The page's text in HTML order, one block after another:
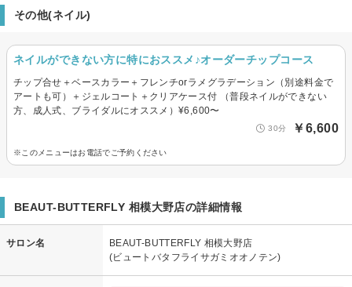
その他(ネイル)
ネイルができない方に特におススメ♪オーダーチップコース
チップ合せ＋ベースカラー＋フレンチorラメグラデーション（別途料金で
アートも可）＋ジェルコート＋クリアケース付 （普段ネイルができない
方、成人式、ブライダルにオススメ）¥6,600〜
30分 ￥6,600
※このメニューはお電話でご予約ください
BEAUT-BUTTERFLY 相模大野店の詳細情報
サロン名
BEAUT-BUTTERFLY 相模大野店
(ビュートバタフライサガミオオノテン)